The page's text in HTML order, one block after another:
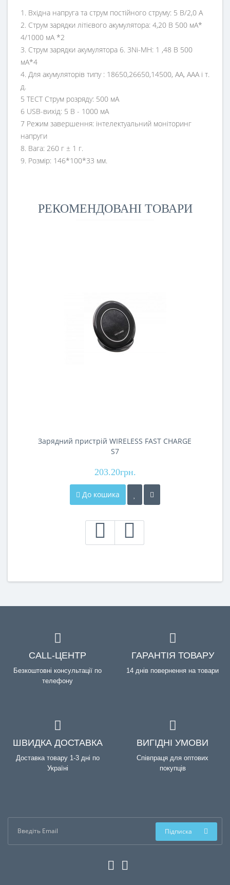
1. Вхідна напруга та струм постійного струму: 5 В/2,0 А
2. Струм зарядки літієвого акумулятора: 4,20 В 500 мА*
4/1000 мА *2
3. Струм зарядки акумулятора 6. 3Ni-MH: 1 ,48 В 500
мА*4
4. Для акумуляторів типу : 18650,26650,14500, AA, AAA і т.
д.
5 ТЕСТ Струм розряду: 500 мА
6 USB-вихід: 5 В - 1000 мА
7 Режим завершення: інтелектуальний моніторинг
напруги
8. Вага: 260 г ± 1 г.
9. Розмір: 146*100*33 мм.
РЕКОМЕНДОВАНІ ТОВАРИ
Зарядний пристрій WIRELESS FAST CHARGE
S7
203.20грн.
До кошика
CALL-ЦЕНТР
Безкоштовні консультації по
телефону
ГАРАНТІЯ ТОВАРУ
14 днів повернення на товари
ШВИДКА ДОСТАВКА
Доставка товару 1-3 дні по
Україні
ВИГІДНІ УМОВИ
Співпраця для оптових
покупців
Підписка